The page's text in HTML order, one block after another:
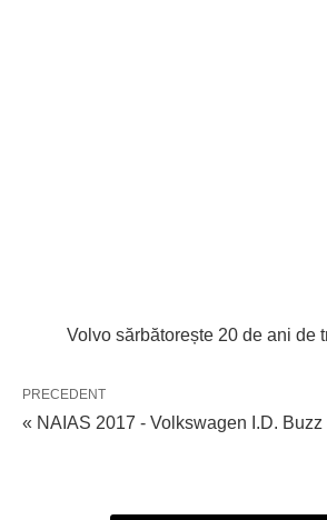
Volvo sărbătorește 20 de ani de
PRECEDENT
« NAIAS 2017 - Volkswagen I.D.